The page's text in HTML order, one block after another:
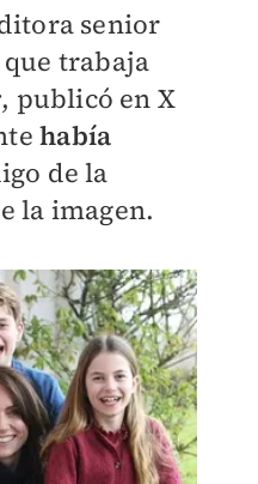
senior
que trabaja
, publicó en X
había
de la
la imagen.